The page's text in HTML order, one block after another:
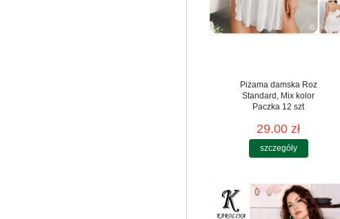
Piżama damska Roz
Standard, Mix kolor
Paczka 12 szt
29.00 zł
szczegóły